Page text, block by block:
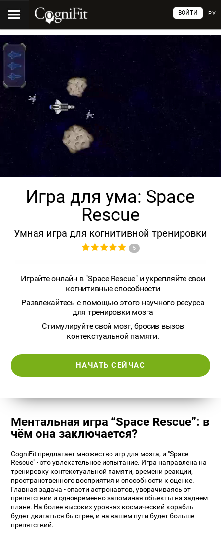
РУ
ВОЙТИ
Игра для ума: Space
Rescue
Умная игра для когнитивной тренировки
5
Играйте онлайн в "Space Rescue" и укрепляйте свои
когнитивные способности
Развлекайтесь с помощью этого научного ресурса
для тренировки мозга
Стимулируйте свой мозг, бросив вызов
контекстуальной памяти.
НАЧАТЬ СЕЙЧАС
Ментальная игра “Space Rescue”: в
чём она заключается?
CogniFit предлагает множество игр для мозга, и "Space
Rescue" - это увлекательное испытание. Игра направлена на
тренировку контекстуальной памяти, времени реакции,
пространственного восприятия и способности к оценке.
Главная задача - спасти астронавтов, уворачиваясь от
препятствий и одновременно запоминая объекты на заднем
плане. На более высоких уровнях космический корабль
будет двигаться быстрее, и на вашем пути будет больше
препятствий.